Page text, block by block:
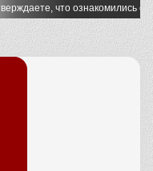
что ознакомились с